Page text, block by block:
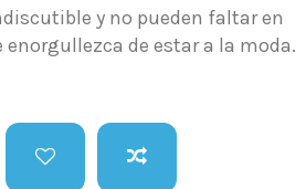
y no pueden faltar en
de estar a la moda.